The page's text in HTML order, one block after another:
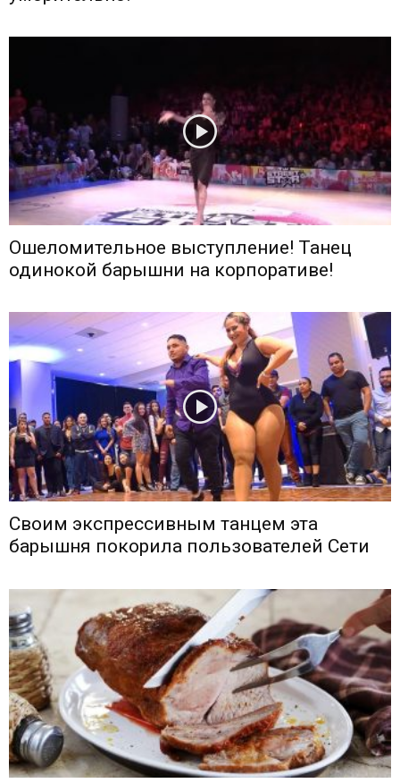
Ошеломительное выступление! Танец
одинокой барышни на корпоративе!
Своим экспрессивным танцем эта
барышня покорила пользователей Сети